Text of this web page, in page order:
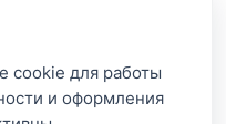
cookie для работы
и оформления